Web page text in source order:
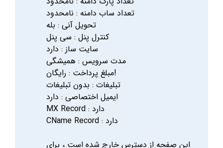
تعداد ساب دامنه : نامحدود
تحویل آنی : بله
کنترل پنل : سی پنل
سایت ساز : دارد
مدت سرویس : همیشگی
مبلغ پرداخت : رایگان!
تبلیغات : بدون تبلیغات
ایمیل اختصاصی : دارد
MX Record : دارد
CName Record : دارد
این صفحه از دسترس خارج شده است ، برای